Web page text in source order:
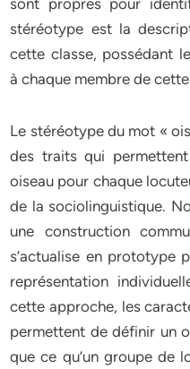
sont propres pour
stéréotype est la
cette classe, possédant
à chaque membre de
Le stéréotype du mot «
des traits qui
oiseau pour chaque
de la sociolinguistique.
une construction
s’actualise en prototype
représentation
cette approche, les
permettent de définir un
que ce qu’un groupe de